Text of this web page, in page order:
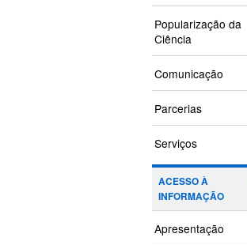
Popularização da
Ciência
Comunicação
Parcerias
Serviços
ACESSO À
INFORMAÇÃO
Apresentação